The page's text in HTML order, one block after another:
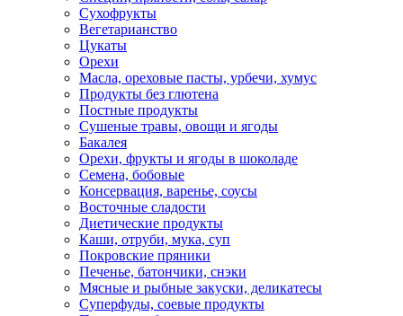
Сухофрукты
Вегетарианство
Цукаты
Орехи
Масла, ореховые пасты, урбечи, хумус
Продукты без глютена
Постные продукты
Сушеные травы, овощи и ягоды
Бакалея
Орехи, фрукты и ягоды в шоколаде
Семена, бобовые
Консервация, варенье, соусы
Восточные сладости
Диетические продукты
Каши, отруби, мука, суп
Покровские пряники
Печенье, батончики, снэки
Мясные и рыбные закуски, деликатесы
Суперфуды, соевые продукты